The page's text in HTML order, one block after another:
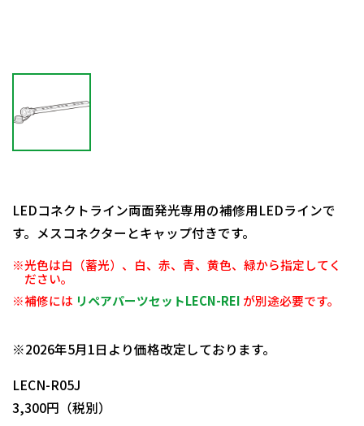
LEDコネクトライン両面発光専用の補修用LEDラインで
す。メスコネクターとキャップ付きです。
※光色は白（蓄光）、白、赤、青、黄色、緑から指定してく
ださい。
※補修には リペアパーツセットLECN-REI が別途必要です。
※2026年5月1日より価格改定しております。
LECN-R05J
3,300円（税別）